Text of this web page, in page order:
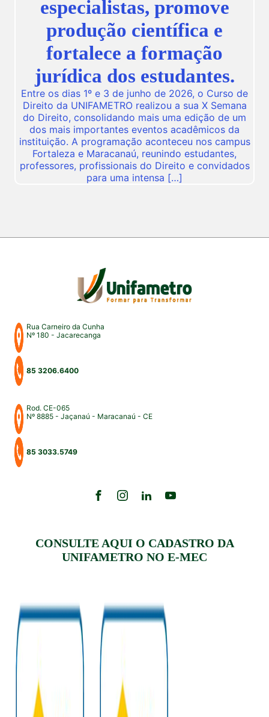
especialistas, promove
produção científica e
fortalece a formação
jurídica dos estudantes.
Entre os dias 1º e 3 de junho de 2026, o Curso de
Direito da UNIFAMETRO realizou a sua X Semana
do Direito, consolidando mais uma edição de um
dos mais importantes eventos acadêmicos da
instituição. A programação aconteceu nos campus
Fortaleza e Maracanaú, reunindo estudantes,
professores, profissionais do Direito e convidados
para uma intensa […]
Rua Carneiro da Cunha
Nº 180 - Jacarecanga
85 3206.6400
Rod. CE-065
Nº 8885 - Jaçanaú - Maracanaú - CE
85 3033.5749
CONSULTE AQUI O CADASTRO DA
UNIFAMETRO NO E-MEC